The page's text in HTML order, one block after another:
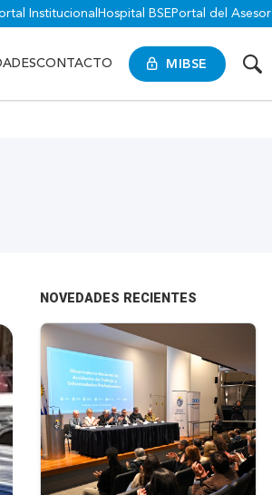
Institucional Hospital BSE Portal del Asesor
MIBSE
CONTACTO
NOVEDADES RECIENTES